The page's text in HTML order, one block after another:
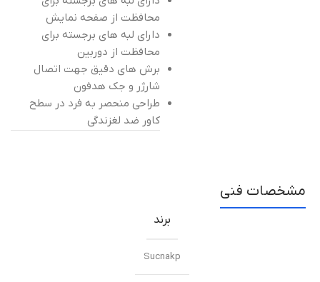
محافظت از صفحه نمایش
دارای لبه های برجسته برای
محافظت از دوربین
برش های دقیق جهت اتصال
شارژر و جک هدفون
طراحی منحصر به فرد در سطح
کاور ضد لغزندگی
مشخصات فنی
برند
Sucnakp